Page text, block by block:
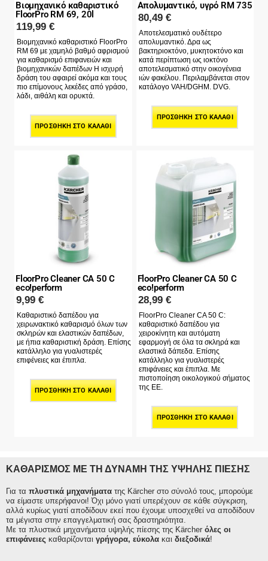
Βιομηχανικό καθαριστικό
FloorPro RM 69, 20l
119,99 €
Βιομηχανικό καθαριστικό FloorPro
RM 69 με χαμηλό βαθμό αφρισμού
για καθαρισμό επιφανειών και
βιομηχανικών δαπέδων Η ισχυρή
δράση του αφαιρεί ακόμα και τους
πιο επίμονους λεκέδες από γράσο,
λάδι, αιθάλη και ορυκτά.
ΠΡΟΣΘΉΚΗ ΣΤΟ ΚΑΛΆΘΙ
Απολυμαντικό, υγρό RM 735
80,49 €
Αποτελεσματικό ουδέτερο
απολυμαντικό. Δρα ως
βακτηριοκτόνο, μυκητοκτόνο και
κατά περίπτωση ως ιοκτόνο
αποτελεσματικό στην οικογένεια
ιών φακέλου. Περιλαμβάνεται στον
κατάλογο VAH/DGHM. DVG.
ΠΡΟΣΘΉΚΗ ΣΤΟ ΚΑΛΆΘΙ
FloorPro Cleaner CA 50 C
eco!perform
9,99 €
Καθαριστικό δαπέδου για
χειρωνακτικό καθαρισμό όλων των
σκληρών και ελαστικών δαπέδων,
με ήπια καθαριστική δράση. Επίσης
κατάλληλο για γυαλιστερές
επιφένειες και έπιπλα.
ΠΡΟΣΘΉΚΗ ΣΤΟ ΚΑΛΆΘΙ
FloorPro Cleaner CA 50 C
eco!perform
28,99 €
FloorPro Cleaner CA 50 C:
καθαριστικό δαπέδου για
χειροκίνητη και αυτόματη
εφαρμογή σε όλα τα σκληρά και
ελαστικά δάπεδα. Επίσης
κατάλληλο για γυαλιστερές
επιφάνειες και έπιπλα. Με
πιστοποίηση οικολογικού σήματος
της ΕΕ.
ΠΡΟΣΘΉΚΗ ΣΤΟ ΚΑΛΆΘΙ
ΚΑΘΑΡΙΣΜΟΣ ΜΕ ΤΗ ΔΥΝΑΜΗ ΤΗΣ ΥΨΗΛΗΣ ΠΙΕΣΗΣ
Για τα πλυστικά μηχανήματα της Kärcher στο σύνολό τους, μπορούμε
να είμαστε υπερήφανοι! Όχι μόνο γιατί υπερέχουν σε κάθε σύγκριση,
αλλά κυρίως γιατί αποδίδουν εκεί που έχουμε υποσχεθεί να αποδίδουν
τα μέγιστα στην επαγγελματική σας δραστηριότητα.
Με τα πλυστικά μηχανήματα υψηλής πίεσης της Kärcher όλες οι
επιφάνειες καθαρίζονται γρήγορα, εύκολα και διεξοδικά!